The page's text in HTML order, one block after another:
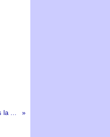
La fonderie LBI remporte le trophées Midest dans la catégorie international